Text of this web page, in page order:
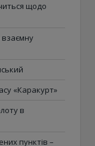
щодо
взаємну
«Каракурт»
в
пунктів –